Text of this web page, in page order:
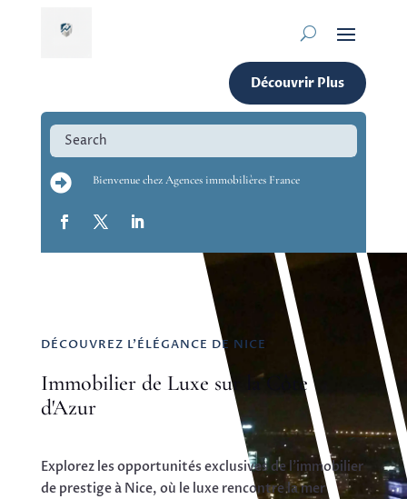
Découvrir Plus
 Bienvenue chez Agences immobilières France
DÉCOUVREZ L'ÉLÉGANCE DE NICE
Immobilier de Luxe sur la Côte
d'Azur
Explorez les opportunités exclusives de l’immobilier
de prestige à Nice, où le luxe rencontre la mer